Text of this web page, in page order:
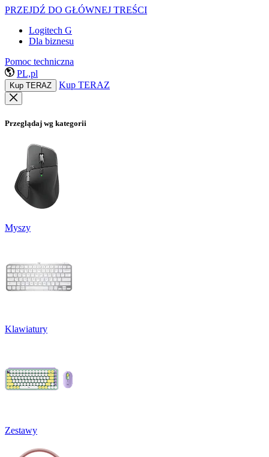
PRZEJDŹ DO GŁÓWNEJ TREŚCI
Logitech G
Dla biznesu
Pomoc techniczna
PL,pl
Kup TERAZ Kup TERAZ
Przeglądaj wg kategorii
Myszy
Klawiatury
Zestawy